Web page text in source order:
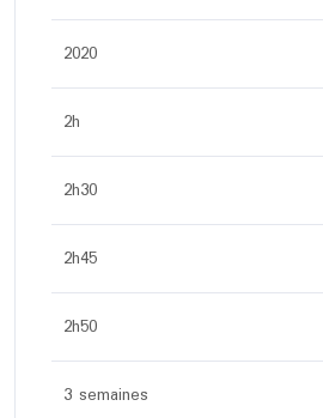
2020
2h
2h30
2h45
2h50
3 semaines